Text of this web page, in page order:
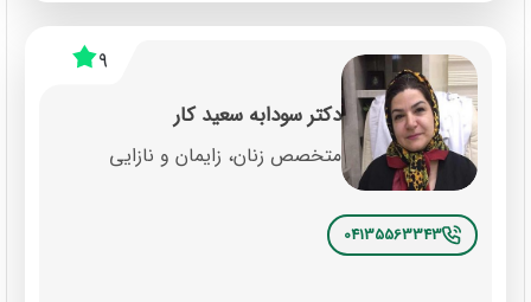
9
دکتر سودابه سعید کار
متخصص زنان، زایمان و نازایی
04135563343